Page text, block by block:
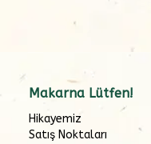
Makarna Lütfen!
Hikayemiz
Satış Noktaları